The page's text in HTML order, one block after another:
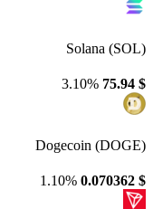
Solana (SOL)
$
75.94
3.10%
Dogecoin (DOGE)
$
0.070362
1.10%